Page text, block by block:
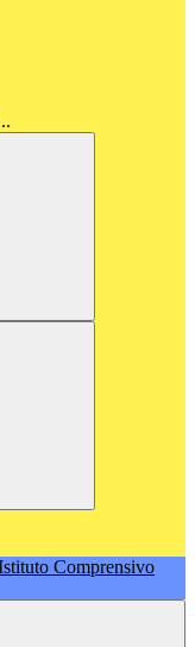
Comprensivo